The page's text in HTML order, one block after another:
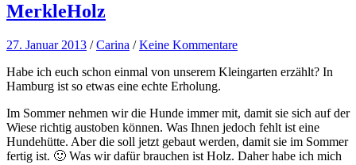
MerkleHolz
27. Januar 2013 /Carina /Keine Kommentare
Habe ich euch schon einmal von unserem Kleingarten erzählt? In
Hamburg ist so etwas eine echte Erholung.
Im Sommer nehmen wir die Hunde immer mit, damit sie sich auf der
Wiese richtig austoben können. Was Ihnen jedoch fehlt ist eine
Hundehütte. Aber die soll jetzt gebaut werden, damit sie im Sommer
fertig ist. 🙂 Was wir dafür brauchen ist Holz. Daher habe ich mich